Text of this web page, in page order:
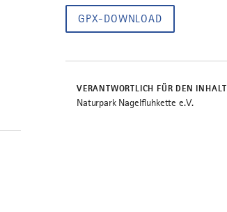
GPX-DOWNLOAD
VERANTWORTLICH FÜR DEN INHALT
Naturpark Nagelfluhkette e.V.